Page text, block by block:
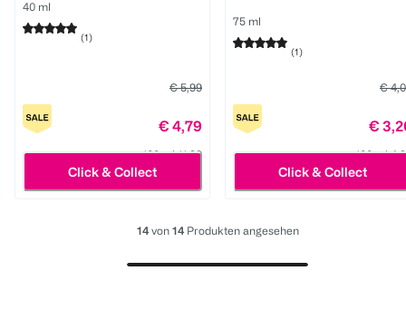
40 ml
(1)
€ 5,99
€ 4,79
100 ml 11,98
Click & Collect
75 ml
(1)
€
€
100 ml
Click & Collect
14von14 Produkten angesehen